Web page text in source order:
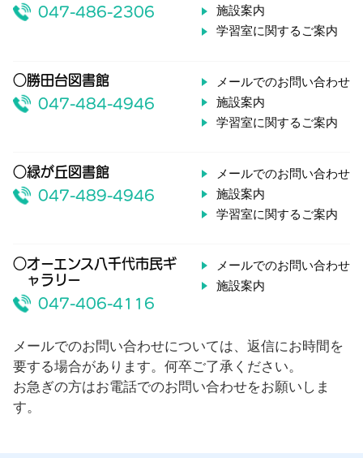
047-486-2306
施設案内
学習室に関するご案内
○勝田台図書館
047-484-4946
メールでのお問い合わせ
施設案内
学習室に関するご案内
○緑が丘図書館
047-489-4946
メールでのお問い合わせ
施設案内
学習室に関するご案内
○オーエンス八千代市民ギ
ャラリー
047-406-4116
メールでのお問い合わせ
施設案内
メールでのお問い合わせについては、返信にお時間を
要する場合があります。何卒ご了承ください。
お急ぎの方はお電話でのお問い合わせをお願いしま
す。